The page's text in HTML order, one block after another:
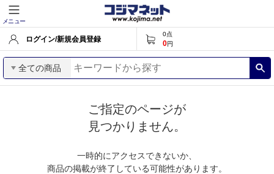
メニュー
ログイン/新規会員登録
0点
0円
全ての商品
ご指定のページが
見つかりません。
一時的にアクセスできないか、
商品の掲載が終了している可能性があります。